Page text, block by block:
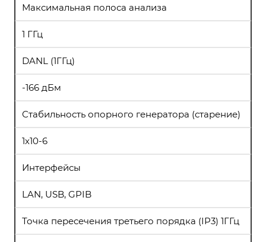
Максимальная полоса анализа
1 ГГц
DANL (1ГГц)
-166 дБм
Стабильность опорного генератора (старение)
1х10-6
Интерфейсы
LAN, USB, GPIB
Точка пересечения третьего порядка (IP3) 1ГГц